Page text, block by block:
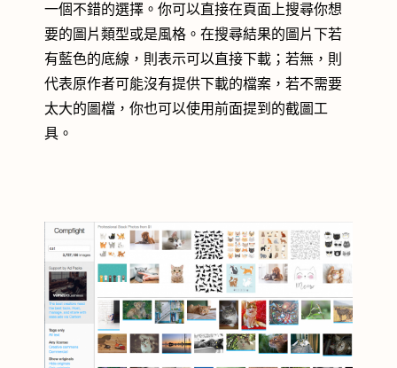
一個不錯的選擇。你可以直接在頁面上搜尋你想
要的圖片類型或是風格。在搜尋結果的圖片下若
有藍色的底線，則表示可以直接下載；若無，則
代表原作者可能沒有提供下載的檔案，若不需要
太大的圖檔，你也可以使用前面提到的截圖工
具。